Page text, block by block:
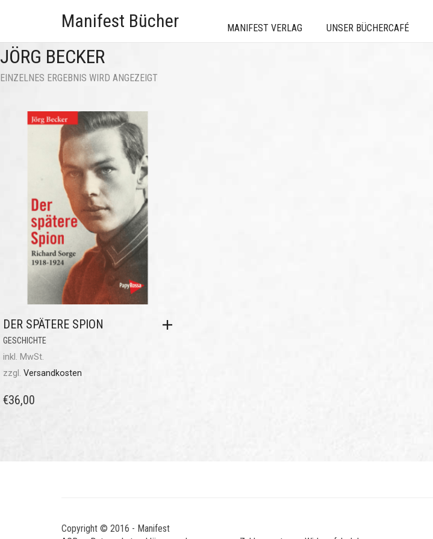
Manifest Bücher MANIFEST VERLAG UNSER BÜCHERCAFÉ
JÖRG BECKER
EINZELNES ERGEBNIS WIRD ANGEZEIGT
DER SPÄTERE SPION
GESCHICHTE
inkl. MwSt.
zzgl. Versandkosten
€36,00
Copyright © 2016 - Manifest